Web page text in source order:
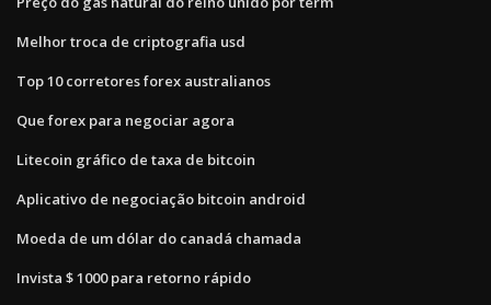
Melhor troca de criptografia usd
Top 10 corretores forex australianos
Que forex para negociar agora
Litecoin gráfico de taxa de bitcoin
Aplicativo de negociação bitcoin android
Moeda de um dólar do canadá chamada
Invista $ 1000 para retorno rápido